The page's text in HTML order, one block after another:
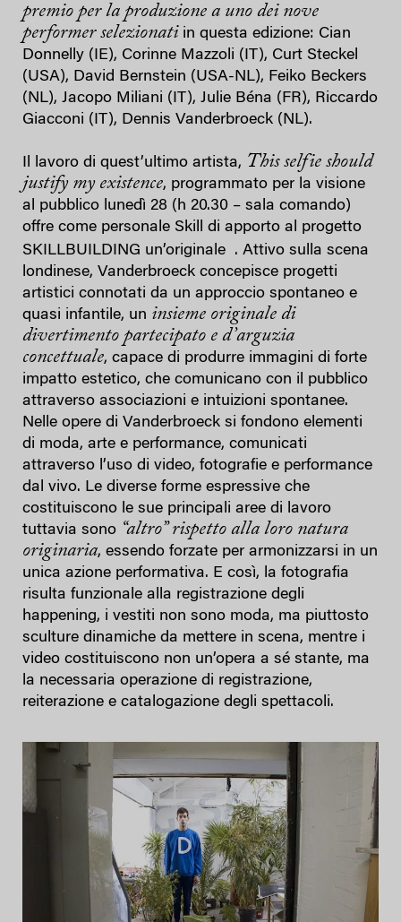
premio per la produzione a uno dei nove
performer selezionati in questa edizione: Cian
Donnelly (IE), Corinne Mazzoli (IT), Curt Steckel
(USA), David Bernstein (USA-NL), Feiko Beckers
(NL), Jacopo Miliani (IT), Julie Béna (FR), Riccardo
Giacconi (IT), Dennis Vanderbroeck (NL).
Il lavoro di quest’ultimo artista, This selfie should
justify my existence, programmato per la visione
al pubblico lunedì 28 (h 20.30 – sala comando)
offre come personale Skill di apporto al progetto
SKILLBUILDING un’originale
. Attivo sulla scena
londinese, Vanderbroeck concepisce progetti
artistici connotati da un approccio spontaneo e
quasi infantile, un insieme originale di
divertimento partecipato e d’arguzia
concettuale, capace di produrre immagini di forte
impatto estetico, che comunicano con il pubblico
attraverso associazioni e intuizioni spontanee.
Nelle opere di Vanderbroeck si fondono elementi
di moda, arte e performance, comunicati
attraverso l’uso di video, fotografie e performance
dal vivo. Le diverse forme espressive che
costituiscono le sue principali aree di lavoro
tuttavia sono “altro” rispetto alla loro natura
originaria, essendo forzate per armonizzarsi in un
unica azione performativa. E così, la fotografia
risulta funzionale alla registrazione degli
happening, i vestiti non sono moda, ma piuttosto
sculture dinamiche da mettere in scena, mentre i
video costituiscono non un’opera a sé stante, ma
la necessaria operazione di registrazione,
reiterazione e catalogazione degli spettacoli.